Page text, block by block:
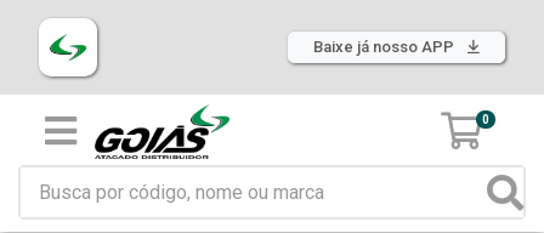
Baixe já nosso APP
0